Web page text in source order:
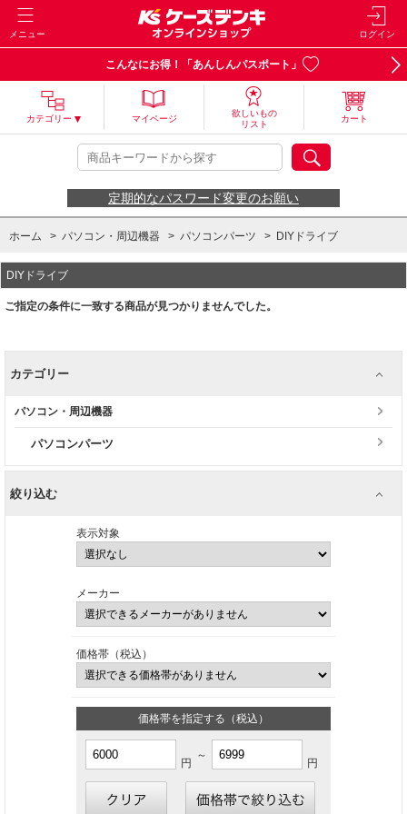
メニュー ログイン
こんなにお得！「あんしんパスポート」
カテゴリー マイページ
欲しいもの
リスト
カート
定期的なパスワード変更のお願い
ホーム > パソコン・周辺機器 > パソコンパーツ > DIYドライブ
DIYドライブ
ご指定の条件に一致する商品が見つかりませんでした。
カテゴリー
パソコン・周辺機器
パソコンパーツ
絞り込む
表示対象
メーカー
価格帯（税込）
価格帯を指定する（税込）
円
～
円